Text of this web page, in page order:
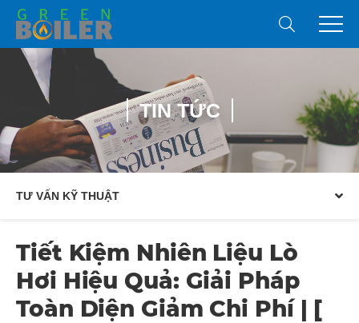
TIN TỨC
TƯ VẤN KỸ THUẬT
Tiết Kiệm Nhiên Liệu Lò
Hơi Hiệu Quả: Giải Pháp
Toàn Diện Giảm Chi Phí | [